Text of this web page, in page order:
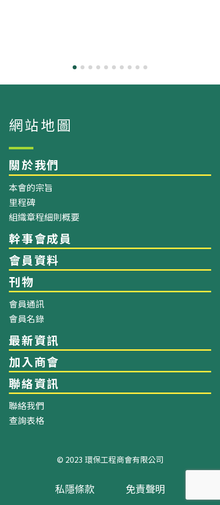
網站地圖
關於我們
本會的宗旨
里程碑
組織章程細則概要
幹事會成員
會員資料
會員通訊
會員名錄
聯絡我們
查詢表格
© 2023 環保工程商會有限公司
私隱條款 免責聲明